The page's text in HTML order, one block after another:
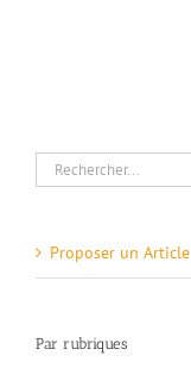
Rechercher:
Proposer un Article
Par rubriques